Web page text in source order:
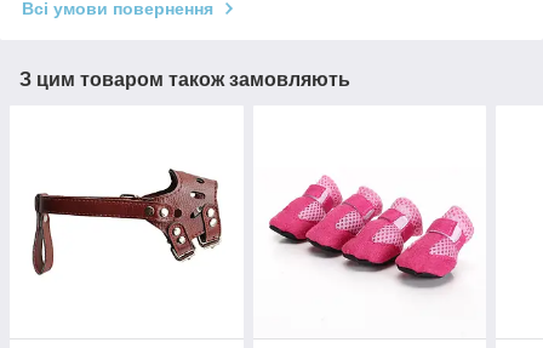
Всі умови повернення
З цим товаром також замовляють